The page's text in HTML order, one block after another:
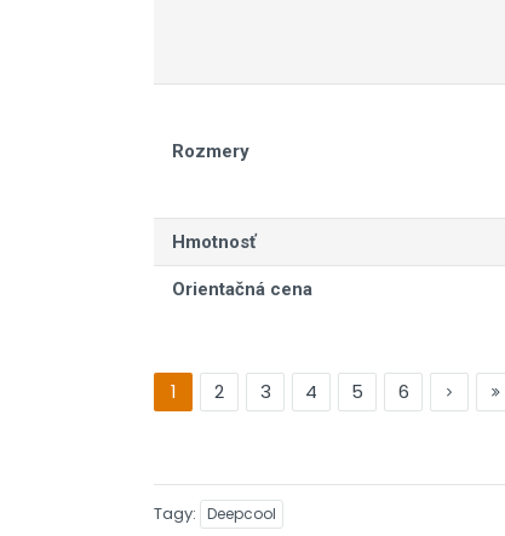
Rozmery
Hmotnosť
Orientačná cena
1 2 3 4 5 6
Tagy Deepcool